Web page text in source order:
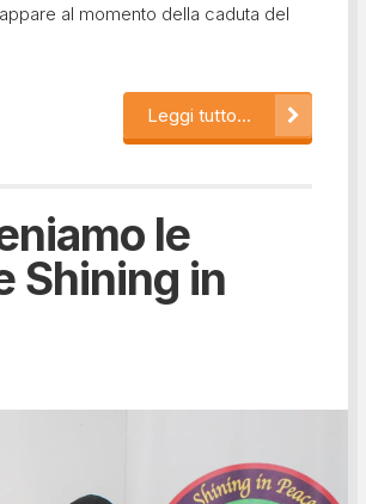
al momento della caduta del
Leggi tutto...
le
Shining in